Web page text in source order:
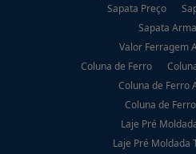
Sapata Preço
Sapata
Valor Ferragem
Coluna de Ferro
Coluna de Ferro
Coluna de
Laje Pré
Laje Pré Moldada